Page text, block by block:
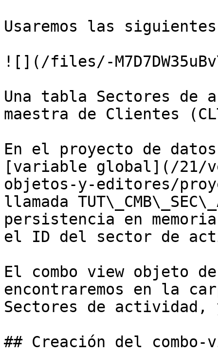
Usaremos las
![](/files/-
Una tabla Sectores de
maestra de Clientes
En el proyecto de
[variable global](/21/
objetos-y-editores/
llamada
persistencia en
el ID del sector de
El combo view objeto
encontraremos en la
Sectores de actividad,
## Creación del combo-